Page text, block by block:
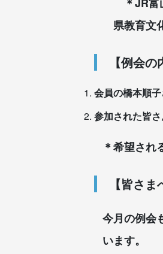
県教育文
【例会の
会員の橋本順
参加された皆
＊希望され
【皆さま
今月の例会
います。